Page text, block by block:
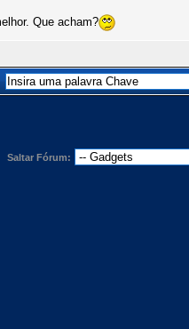
Que acham?
Saltar Fórum: